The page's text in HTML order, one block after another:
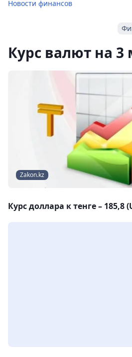
Новости финансов
Курс валют на 3
Zakon.kz
Курс доллара к тенге – 185,8